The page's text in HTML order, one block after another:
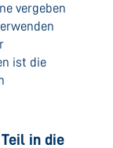
vergeben
ist die
in die